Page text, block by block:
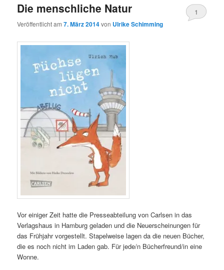
Die menschliche Natur
Veröffentlicht am7. März 2014von Ulrike Schimming
1
Vor einiger Zeit hatte die Presseabteilung von Carlsen in das
Verlagshaus in Hamburg geladen und die Neuerscheinungen für
das Frühjahr vorgestellt. Stapelweise lagen da die neuen Bücher,
die es noch nicht im Laden gab. Für jede/n Bücherfreund/in eine
Wonne.